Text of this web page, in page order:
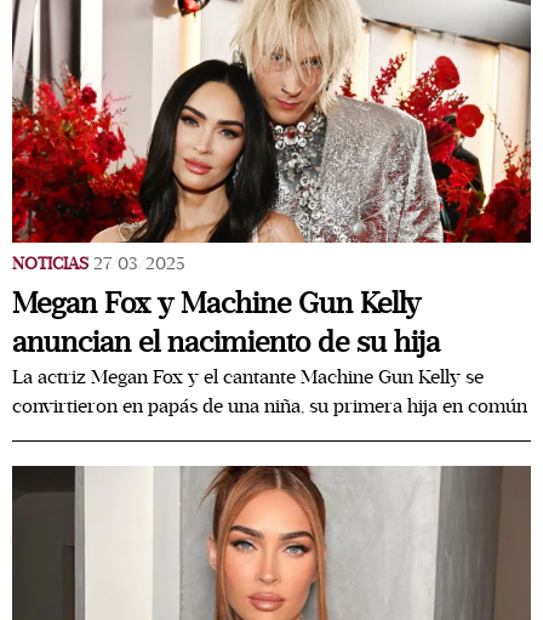
NOTICIAS 27/03/2025
Megan Fox y Machine Gun Kelly
anuncian el nacimiento de su hija
La actriz Megan Fox y el cantante Machine Gun Kelly se
convirtieron en papás de una niña, su primera hija en común